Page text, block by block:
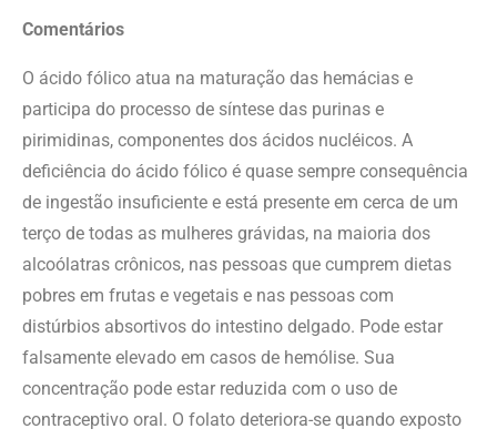
Comentários
O ácido fólico atua na maturação das hemácias e
participa do processo de síntese das purinas e
pirimidinas, componentes dos ácidos nucléicos. A
deficiência do ácido fólico é quase sempre consequência
de ingestão insuficiente e está presente em cerca de um
terço de todas as mulheres grávidas, na maioria dos
alcoólatras crônicos, nas pessoas que cumprem dietas
pobres em frutas e vegetais e nas pessoas com
distúrbios absortivos do intestino delgado. Pode estar
falsamente elevado em casos de hemólise. Sua
concentração pode estar reduzida com o uso de
contraceptivo oral. O folato deteriora-se quando exposto